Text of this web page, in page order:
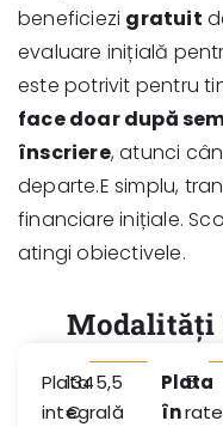
beneficiezi gratuit
evaluare inițială
este potrivit pentru
face doar după
înscriere, atunci
departe.E simplu,
financiare inițiale.
atingi obiectivele.
Modalități
Plata
integrală
1345,5
€
Plata
în
5
rate